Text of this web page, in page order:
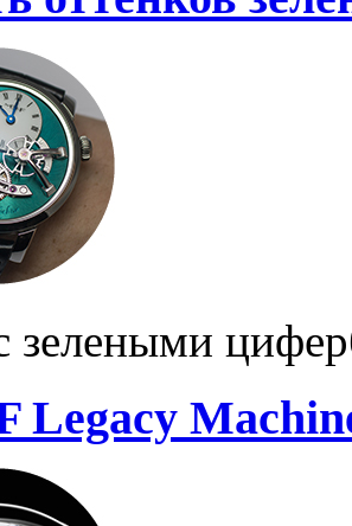
зелеными
Legacy